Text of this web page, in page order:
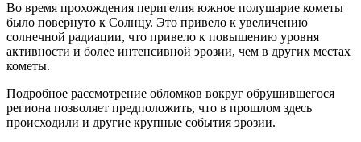
Во время прохождения перигелия южное полушарие кометы
было повернуто к Солнцу. Это привело к увеличению
солнечной радиации, что привело к повышению уровня
активности и более интенсивной эрозии, чем в других местах
кометы.
Подробное рассмотрение обломков вокруг обрушившегося
региона позволяет предположить, что в прошлом здесь
происходили и другие крупные события эрозии.